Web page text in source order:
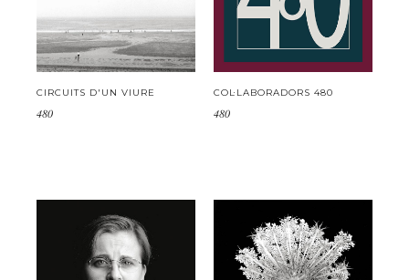
CIRCUITS D'UN VIURE
480
COL·LABORADORS 480
480